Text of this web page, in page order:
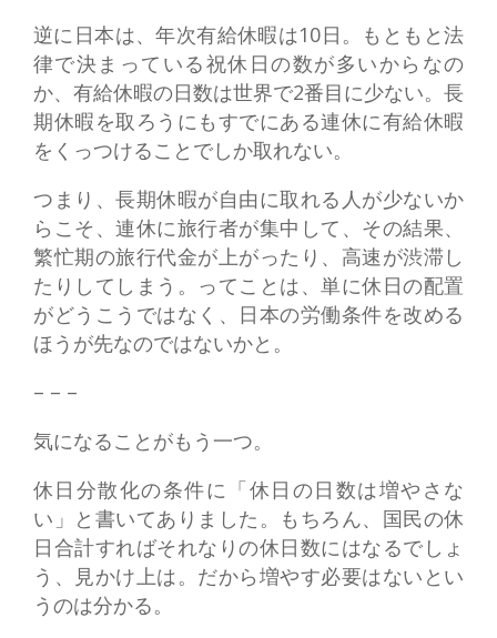
逆に日本は、年次有給休暇は10日。もともと法
律で決まっている祝休日の数が多いからなの
か、有給休暇の日数は世界で2番目に少ない。長
期休暇を取ろうにもすでにある連休に有給休暇
をくっつけることでしか取れない。
つまり、長期休暇が自由に取れる人が少ないか
らこそ、連休に旅行者が集中して、その結果、
繁忙期の旅行代金が上がったり、高速が渋滞し
たりしてしまう。ってことは、単に休日の配置
がどうこうではなく、日本の労働条件を改める
ほうが先なのではないかと。
– – –
気になることがもう一つ。
休日分散化の条件に「休日の日数は増やさな
い」と書いてありました。もちろん、国民の休
日合計すればそれなりの休日数にはなるでしょ
う、見かけ上は。だから増やす必要はないとい
うのは分かる。